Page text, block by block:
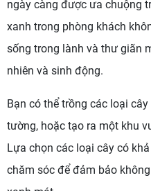
ngày càng được ưa chuộng
xanh trong phòng khách
sống trong lành và thư giãn
nhiên và sinh động.
Bạn có thể trồng các loại
tường, hoặc tạo ra một khu
Lựa chọn các loại cây có
chăm sóc để đảm bảo